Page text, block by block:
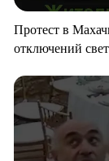
Протест в
отключений